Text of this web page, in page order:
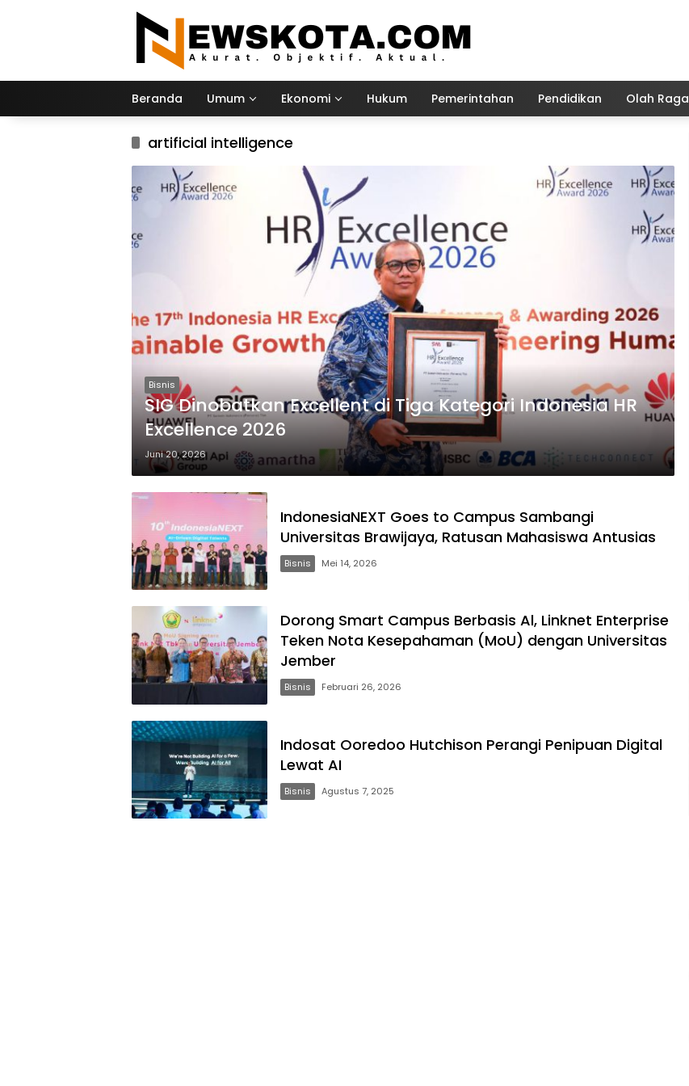
Beranda Umum Ekonomi Hukum Pemerintahan Pendidikan Olah Raga
artificial intelligence
Bisnis
SIG Dinobatkan Excellent di Tiga Kategori Indonesia HR
Excellence 2026
Juni 20, 2026
IndonesiaNEXT Goes to Campus Sambangi
Universitas Brawijaya, Ratusan Mahasiswa Antusias
Bisnis Mei 14, 2026
Dorong Smart Campus Berbasis Al, Linknet Enterprise
Teken Nota Kesepahaman (MoU) dengan Universitas
Jember
Bisnis Februari 26, 2026
Indosat Ooredoo Hutchison Perangi Penipuan Digital
Lewat AI
Bisnis Agustus 7, 2025